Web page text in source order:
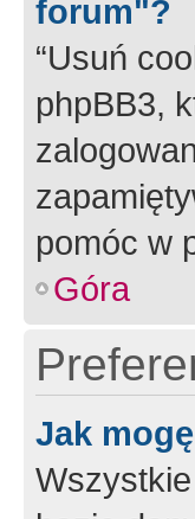
forum"?
“Usuń
phpBB3,
pomóc w
Góra
Jak